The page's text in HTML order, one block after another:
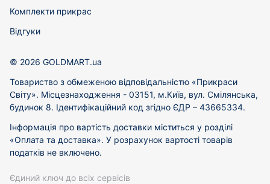
Комплекти прикрас
Відгуки
© 2026 GOLDMART.ua
Товариство з обмеженою відповідальністю «Прикраси
Світу». Місцезнаходження - 03151, м.Київ, вул. Смілянська,
будинок 8. Ідентифікаційний код згідно ЄДР – 43665334.
Інформація про вартість доставки міститься у розділі
«Оплата та доставка». У розрахунок вартості товарів
податків не включено.
Єдиний ключ до всіх сервісів